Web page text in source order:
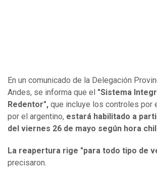
En un comunicado de la Delegación
Andes, se informa que el "Sistema
Redentor", que incluye los controles por
por el argentino, estará habilitado a
del viernes 26 de mayo según hora
La reapertura rige "para todo tipo de
precisaron.